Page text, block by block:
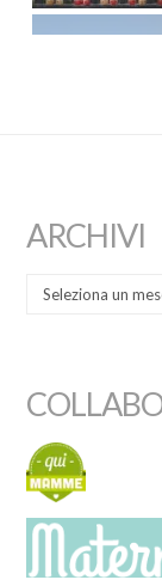
ARCHIVI